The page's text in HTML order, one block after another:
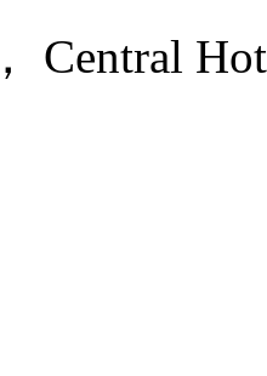
Central